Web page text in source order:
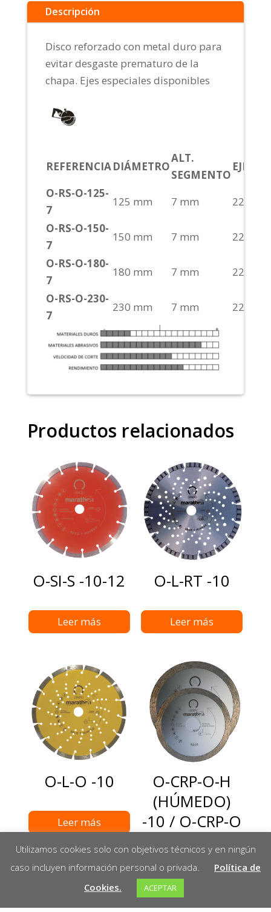
Descripción
Disco reforzado con metal duro para
evitar desgaste prematuro de la
chapa. Ejes especiales disponibles
REFERENCIADIÁMETRO
ALT.
SEGMENTO
EJE
O-RS-O-125-
7
125 mm 7 mm 22,2
O-RS-O-150-
7
150 mm 7 mm 22,2
O-RS-O-180-
7
180 mm 7 mm 22,2
O-RS-O-230-
7
230 mm 7 mm 22,2
Productos relacionados
O-SI-S -10-12
Leer más
O-L-RT -10
Leer más
O-L-O -10
Leer más
O-CRP-O-H
(HÚMEDO)
-10 / O-CRP-O
(SECO) -8
Leer más
Utilizamos cookies solo con objetivos técnicos y en ningún
caso incluyen información personal o privada.
Política de
Cookies.
ACEPTAR